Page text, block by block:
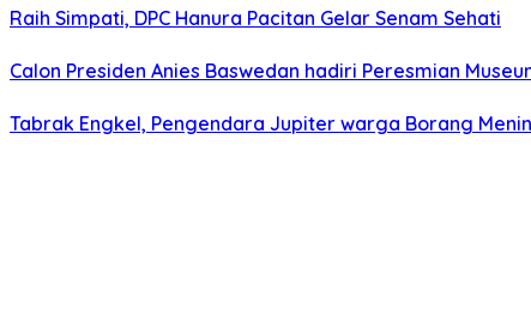
Raih Simpati, DPC Hanura Pacitan Gelar Senam Sehati
Calon Presiden Anies Baswedan hadiri Peresmian
Tabrak Engkel, Pengendara Jupiter warga Borang